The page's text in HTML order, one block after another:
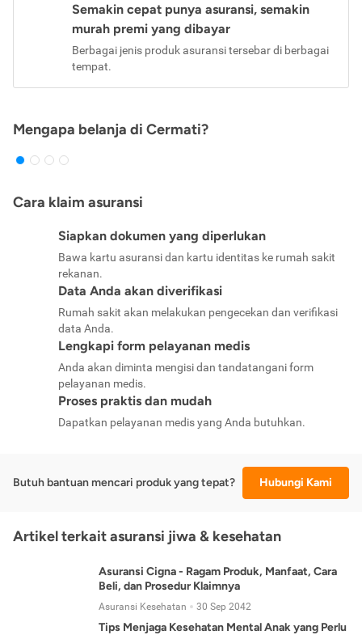
Semakin cepat punya asuransi, semakin
murah premi yang dibayar
Berbagai jenis produk asuransi tersebar di berbagai
tempat.
Mengapa belanja di Cermati?
Cara klaim asuransi
Siapkan dokumen yang diperlukan
Bawa kartu asuransi dan kartu identitas ke rumah sakit
rekanan.
Data Anda akan diverifikasi
Rumah sakit akan melakukan pengecekan dan verifikasi
data Anda.
Lengkapi form pelayanan medis
Anda akan diminta mengisi dan tandatangani form
pelayanan medis.
Proses praktis dan mudah
Dapatkan pelayanan medis yang Anda butuhkan.
Butuh bantuan mencari produk yang tepat? Hubungi Kami
Artikel terkait asuransi jiwa & kesehatan
Asuransi Cigna - Ragam Produk, Manfaat, Cara
Beli, dan Prosedur Klaimnya
Asuransi Kesehatan 30 Sep 2042
Tips Menjaga Kesehatan Mental Anak yang Perlu